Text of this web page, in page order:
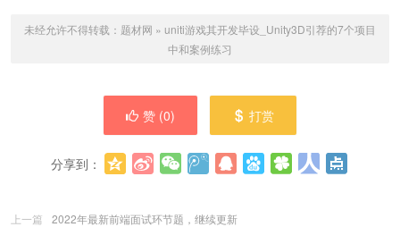
未经允许不得转载： 题材网 » uniti游戏其开发毕设_Unity3D引荐的7个项目
中和案例练习
赞 (0) 打赏
分享到：
上一篇
2022年最新前端面试环节题，继续更新